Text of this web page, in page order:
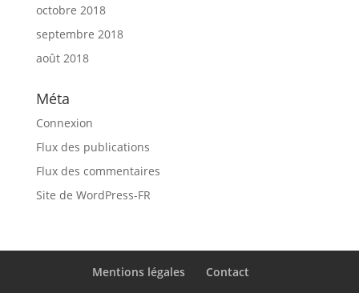
octobre 2018
septembre 2018
août 2018
Méta
Connexion
Flux des publications
Flux des commentaires
Site de WordPress-FR
Mentions légales Contact